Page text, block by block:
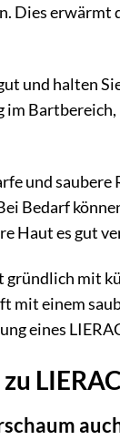
Dies
und halten
und
Bedarf
Haut es gut
gründlich mit
mit einem
eines